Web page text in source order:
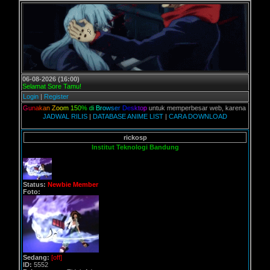
06-08-2026 (16:00)
Selamat Sore Tamu!
Login | Register
n Zoom 15 0% di Brows er Desktopuntuk memperbesar web, karena aslinya web ini
JADWAL RILIS | DATABASE ANIME LIST | CARA DOWNLOAD
rickosp
Institut Teknologi Bandung
Status: Newbie Member
Foto:
Sedang: [off]
ID: 5552